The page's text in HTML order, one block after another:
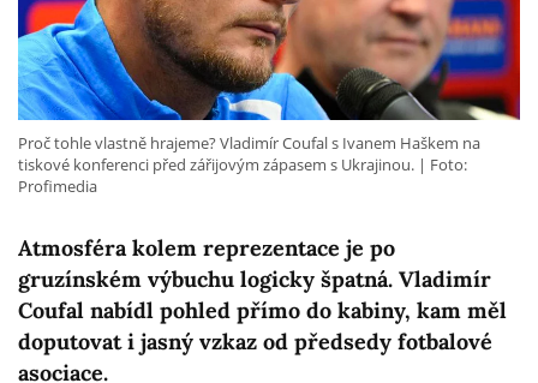
Atmosféra kolem reprezentace je po
gruzínském výbuchu logicky špatná. Vladimír
Coufal nabídl pohled přímo do kabiny, kam měl
doputovat i jasný vzkaz od předsedy fotbalové
asociace.
Proč tohle vlastně hrajeme? Vladimír Coufal s Ivanem Haškem na
tiskové konferenci před zářijovým zápasem s Ukrajinou.
Foto:
Profimedia